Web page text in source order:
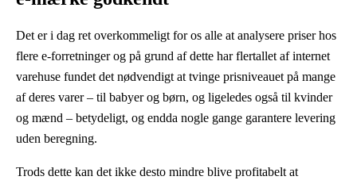
Det er i dag ret overkommeligt for os alle at analysere priser hos
flere e-forretninger og på grund af dette har flertallet af internet
varehuse fundet det nødvendigt at tvinge prisniveauet på mange
af deres varer – til babyer og børn, og ligeledes også til kvinder
og mænd – betydeligt, og endda nogle gange garantere levering
uden beregning.
Trods dette kan det ikke desto mindre blive profitabelt at